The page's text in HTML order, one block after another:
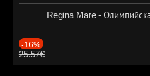
Regina Mare -
-16%
25.57€